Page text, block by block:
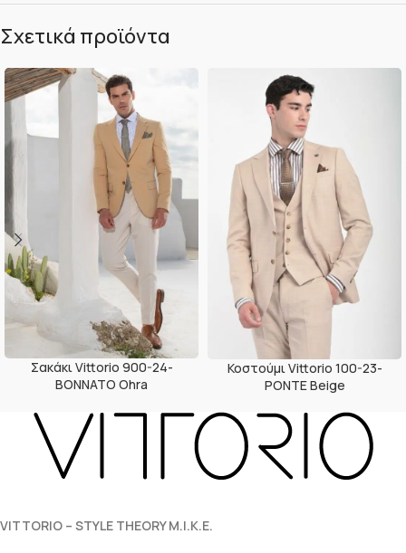
Σχετικά προϊόντα
Σακάκι Vittorio 900-24-
BONNATO Ohra
Κοστούμι Vittorio 100-23-
PONTE Beige
VITTORIO – STYLE THEORY M.I.K.E.